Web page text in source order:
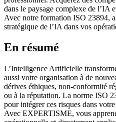
dans le paysage complexe de l’IA
Avec notre formation ISO 23894,
stratégique de l’IA dans vos
En résumé
L’Intelligence Artificielle
aussi votre organisation à de
dérives éthiques, non‑conformité
ou à la réputation. La norme ISO
pour intégrer ces risques dans
Avec EXPERTISME, vous